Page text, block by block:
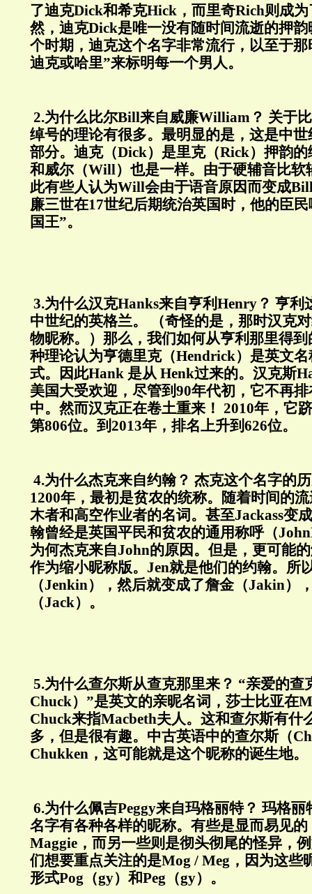
了迪克Dick和希克Hick ，而里奇Rich则成
然，迪克Dick是唯一没有随时间流逝的押
个时期，迪克这个名字非常流行，以至于
迪克或哈里”来标明每一个男人。
2.为什么比尔Bill来自威廉William ？ 关于
绰号的理论有很多。最明显的是，这是中
部分。迪克（Dick）是里克（Rick）押韵
和威尔（Will）也是一样。由于硬辅音比
此有些人认为Will会由于语音原因而变成
廉三世在17世纪后期统治英国时，他的臣
国王”。
3.为什么汉克Hanks来自亨利 Henry ？ 亨利
中世纪的英格兰。
（奇怪的是，那时汉克
物昵称。）那么，我们如何从亨利那里得
种理论认为亨德里克（Hendrick）是英文
式。因此Hank 是从 Henk过来的。汉克斯
美国大受欢迎，尽管到 90年代初，它不再
中。然而汉克正在卷土重来！ 2010年，它
第806位。到 2013年，排名上升到 626位。
4.为什么杰克来自约翰？ 杰克这个名字的
1200年，最初是贫农的统称。随着时间的
木者和高空作业者的名词。甚至Jackass变
翰曾经是英国平民和贫农的通用称呼（
为何杰克来自John的原因。但是，更可能
作为缩小昵称版。 Jen就是他们的约翰。所
（Jenkin），然后就变成了詹金（Jakin）
（Jack）。
5.为什么查尔斯从查克那里来？ “亲爱的查
Chuck）”是英文的亲昵名词，莎士比亚在
Chuck来指Macbeth夫人。这和查尔斯有什
多，但是很有趣。中古英语中的查尔斯（
Chukken ，这可能就是这个昵称的诞生地。
6.为什么佩吉Peggy来自玛格丽特？ 玛格丽
名字有各种各样的昵称。有些是显而易见的
Maggie ，而另一些则是彻头彻尾的怪异，
们想要重点关注的是Mog / Meg ，因为这些
形式Pog （gy）和Peg （gy）。